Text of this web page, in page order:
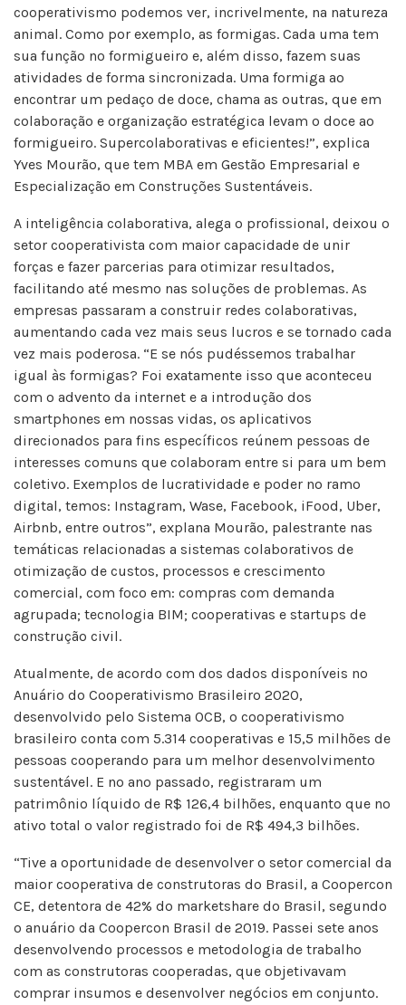
cooperativismo podemos ver, incrivelmente, na natureza
animal. Como por exemplo, as formigas. Cada uma tem
sua função no formigueiro e, além disso, fazem suas
atividades de forma sincronizada. Uma formiga ao
encontrar um pedaço de doce, chama as outras, que em
colaboração e organização estratégica levam o doce ao
formigueiro. Supercolaborativas e eficientes!”, explica
Yves Mourão, que tem MBA em Gestão Empresarial e
Especialização em Construções Sustentáveis.
A inteligência colaborativa, alega o profissional, deixou o
setor cooperativista com maior capacidade de unir
forças e fazer parcerias para otimizar resultados,
facilitando até mesmo nas soluções de problemas. As
empresas passaram a construir redes colaborativas,
aumentando cada vez mais seus lucros e se tornado cada
vez mais poderosa. “E se nós pudéssemos trabalhar
igual às formigas? Foi exatamente isso que aconteceu
com o advento da internet e a introdução dos
smartphones em nossas vidas, os aplicativos
direcionados para fins específicos reúnem pessoas de
interesses comuns que colaboram entre si para um bem
coletivo. Exemplos de lucratividade e poder no ramo
digital, temos: Instagram, Wase, Facebook, iFood, Uber,
Airbnb, entre outros”, explana Mourão, palestrante nas
temáticas relacionadas a sistemas colaborativos de
otimização de custos, processos e crescimento
comercial, com foco em: compras com demanda
agrupada; tecnologia BIM; cooperativas e startups de
construção civil.
Atualmente, de acordo com dos dados disponíveis no
Anuário do Cooperativismo Brasileiro 2020,
desenvolvido pelo Sistema OCB, o cooperativismo
brasileiro conta com 5.314 cooperativas e 15,5 milhões de
pessoas cooperando para um melhor desenvolvimento
sustentável. E no ano passado, registraram um
patrimônio líquido de R$ 126,4 bilhões, enquanto que no
ativo total o valor registrado foi de R$ 494,3 bilhões.
“Tive a oportunidade de desenvolver o setor comercial da
maior cooperativa de construtoras do Brasil, a Coopercon
CE, detentora de 42% do marketshare do Brasil, segundo
o anuário da Coopercon Brasil de 2019. Passei sete anos
desenvolvendo processos e metodologia de trabalho
com as construtoras cooperadas, que objetivavam
comprar insumos e desenvolver negócios em conjunto.